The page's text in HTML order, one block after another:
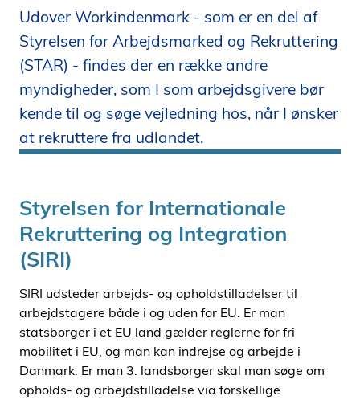
i
d
e
n
Udover Workindenmark - som er en del af
Styrelsen for Arbejdsmarked og Rekruttering
(STAR) - findes der en række andre
myndigheder, som I som arbejdsgivere bør
kende til og søge vejledning hos, når I ønsker
at rekruttere fra udlandet.
Styrelsen for Internationale
Rekruttering og Integration
(SIRI)
SIRI udsteder arbejds- og opholdstilladelser til
arbejdstagere både i og uden for EU. Er man
statsborger i et EU land gælder reglerne for fri
mobilitet i EU, og man kan indrejse og arbejde i
Danmark. Er man 3. landsborger skal man søge om
opholds- og arbejdstilladelse via forskellige